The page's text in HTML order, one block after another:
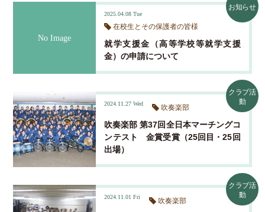
2025.04.08 Tue
在校生とその保護者の皆様
就学支援金（高等学校等就学支援
金）の申請について
お知らせ
2024.11.27 Wed 吹奏楽部
吹奏楽部 第37回全日本マーチングコ
ンテスト 金賞受賞（25回目・25回
出場）
クラブ活
動
2024.11.01 Fri 吹奏楽部
クラブ活
動